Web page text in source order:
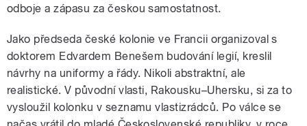
odboje a zápasu za českou samostatnost.
Jako předseda české kolonie ve Francii organizoval s
doktorem Edvardem Benešem budování legií, kreslil
návrhy na uniformy a řády. Nikoli abstraktní, ale
realistické. V původní vlasti, Rakousku–Uhersku, si za to
vysloužil kolonku v seznamu vlastizrádců. Po válce se